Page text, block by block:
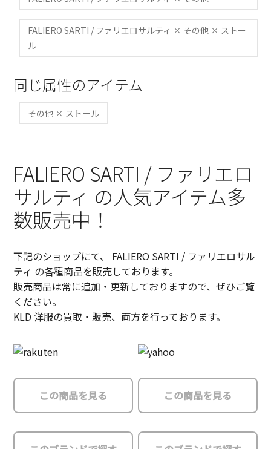
FALIERO SARTI / ファリエロサルティ × その他 × ストー
ル
同じ属性のアイテム
その他 × ストール
FALIERO SARTI / ファリエロ
サルティ の人気アイテム多
数販売中！
下記のショップにて、 FALIERO SARTI / ファリエロサル
ティ の各種商品を販売しております。
販売商品は常に追加・更新しておりますので、ぜひご覧
ください。
KLD 洋服の買取・販売、両方を行っております。
この商品を見る この商品を見る